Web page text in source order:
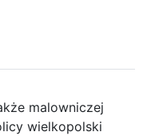
malowniczej
wielkopolski